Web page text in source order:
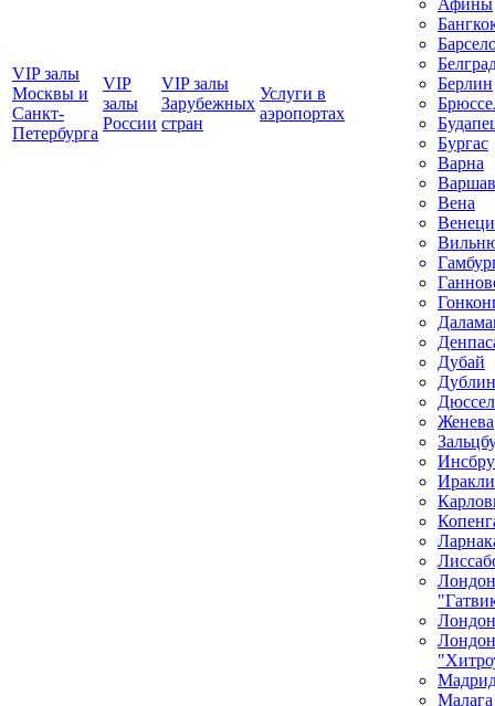
VIP залы
Москвы и
Санкт-
Петербурга
VIP
залы
Росcии
VIP залы
Зарубежных
стран
Услуги в
аэропортах
Афины
Берлин
Бургас
Варна
Вена
Дубай
Дублин
Женева
Лондон
Лондон
Малага